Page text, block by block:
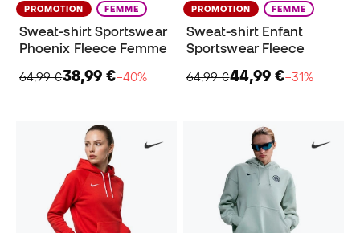
PROMOTION FEMME
Sweat-shirt Sportswear
Phoenix Fleece Femme
64,99 €38,99 €−40%
PROMOTION FEMME
Sweat-shirt Enfant
Sportswear Fleece
64,99 €44,99 €−31%